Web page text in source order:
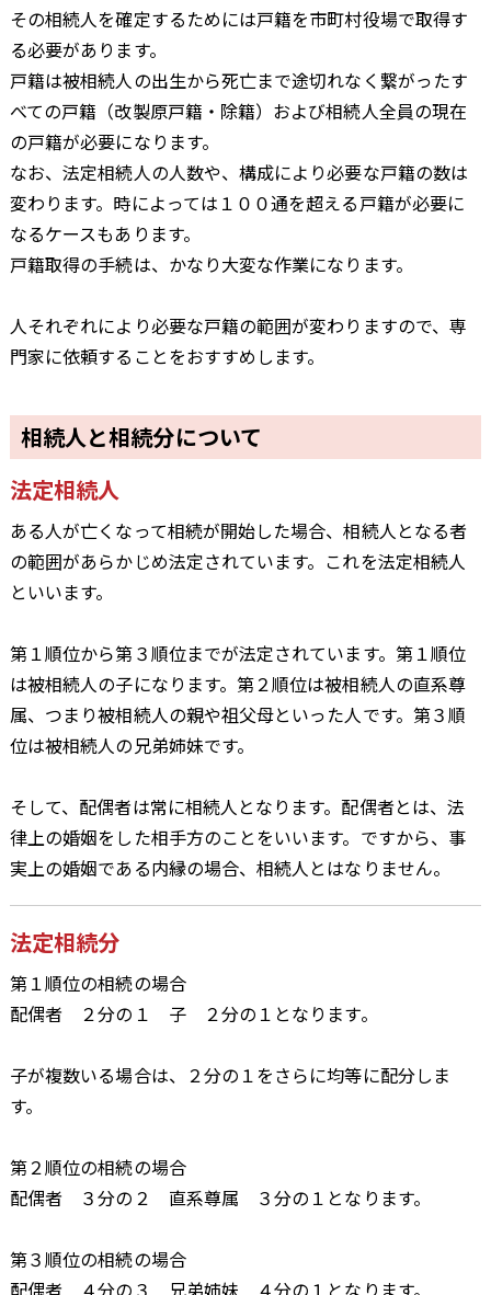
その相続人を確定するためには戸籍を市町村役場で取得す
る必要があります。
戸籍は被相続人の出生から死亡まで途切れなく繋がったす
べての戸籍（改製原戸籍・除籍）および相続人全員の現在
の戸籍が必要になります。
なお、法定相続人の人数や、構成により必要な戸籍の数は
変わります。時によっては１００通を超える戸籍が必要に
なるケースもあります。
戸籍取得の手続は、かなり大変な作業になります。
人それぞれにより必要な戸籍の範囲が変わりますので、専
門家に依頼することをおすすめします。
相続人と相続分について
法定相続人
ある人が亡くなって相続が開始した場合、相続人となる者
の範囲があらかじめ法定されています。これを法定相続人
といいます。
第１順位から第３順位までが法定されています。第１順位
は被相続人の子になります。第２順位は被相続人の直系尊
属、つまり被相続人の親や祖父母といった人です。第３順
位は被相続人の兄弟姉妹です。
そして、配偶者は常に相続人となります。配偶者とは、法
律上の婚姻をした相手方のことをいいます。ですから、事
実上の婚姻である内縁の場合、相続人とはなりません。
法定相続分
第１順位の相続の場合
配偶者 ２分の１ 子 ２分の１となります。
子が複数いる場合は、２分の１をさらに均等に配分しま
す。
第２順位の相続の場合
配偶者 ３分の２ 直系尊属 ３分の１となります。
第３順位の相続の場合